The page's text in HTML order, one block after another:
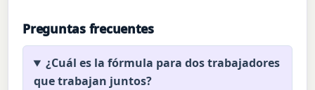
Preguntas frecuentes
¿Cuál es la fórmula para dos trabajadores
que trabajan juntos?